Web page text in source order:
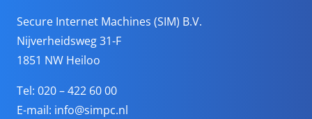
Secure Internet Machines (SIM) B.V.
Nijverheidsweg 31-F
1851 NW Heiloo
Tel: 020 – 422 60 00
E-mail: info@simpc.nl